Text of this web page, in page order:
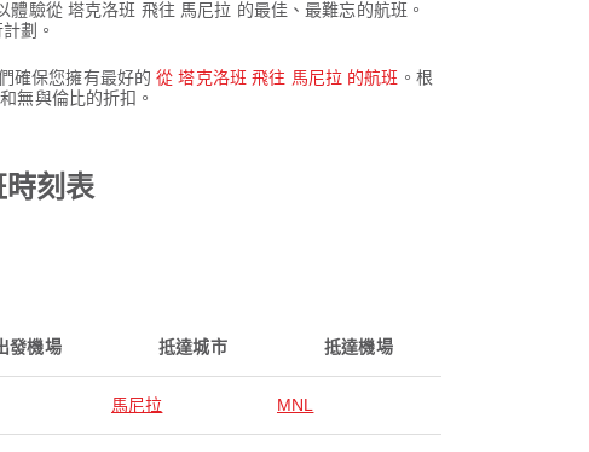
驗從 塔克洛班 飛往 馬尼拉 的最佳、最難忘的航班。
劃。
確保您擁有最好的從 塔克洛班 飛往 馬尼拉 的航班 。根
無與倫比的折扣。
刻表
發機場 抵達城市 抵達機場
馬尼拉 MNL